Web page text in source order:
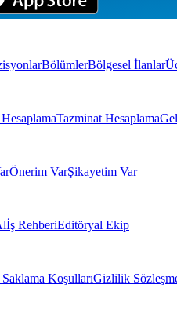
BölümlerBölgesel İlanlar
Tazminat Hesaplama
Önerim VarŞikayetim Var
İş RehberiEditöryal Ekip
KoşullarıGizlilik